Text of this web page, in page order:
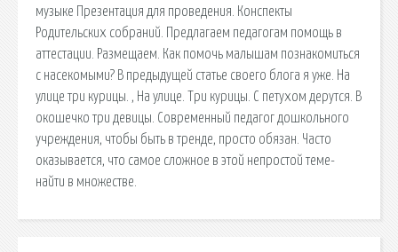
музыке Презентация для проведения. Конспекты
Родительских собраний. Предлагаем педагогам помощь в
аттестации. Размещаем. Как помочь малышам познакомиться
с насекомыми? В предыдущей статье своего блога я уже. На
улице три курицы. , На улице. Три курицы. С петухом дерутся. В
окошечко три девицы. Современный педагог дошкольного
учреждения, чтобы быть в тренде, просто обязан. Часто
оказывается, что самое сложное в этой непростой теме-
найти в множестве.